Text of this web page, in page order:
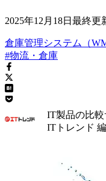
2025年12月18日 最終更
倉庫管理システム（
#物流・倉庫
IT製品の比較
ITトレンド